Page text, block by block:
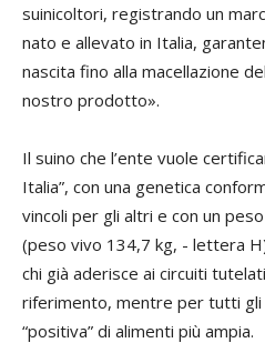
suinicoltori, registrando un
nato e allevato in Italia,
nascita fino alla macellazione
nostro prodotto».
Il suino che l’ente vuole
Italia”, con una genetica
vincoli per gli altri e con un
(peso vivo 134,7 kg, - lettera
chi già aderisce ai circuiti
riferimento, mentre per tutti gli
“positiva” di alimenti più ampia.